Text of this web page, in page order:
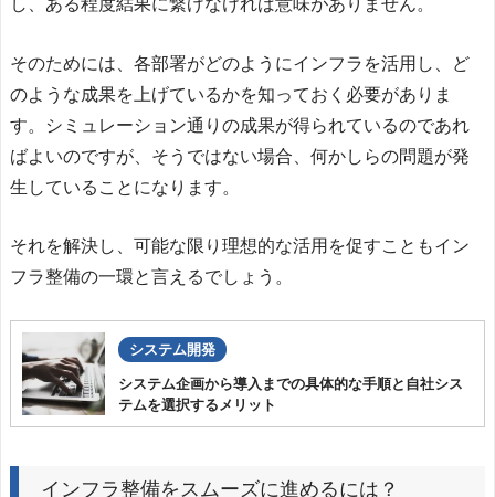
そのためには、各部署がどのようにインフラを活用し、ど
のような成果を上げているかを知っておく必要がありま
す。シミュレーション通りの成果が得られているのであれ
ばよいのですが、そうではない場合、何かしらの問題が発
生していることになります。
それを解決し、可能な限り理想的な活用を促すこともイン
フラ整備の一環と言えるでしょう。
システム開発
システム企画から導入までの具体的な手順と自社シス
テムを選択するメリット
インフラ整備をスムーズに進めるには？